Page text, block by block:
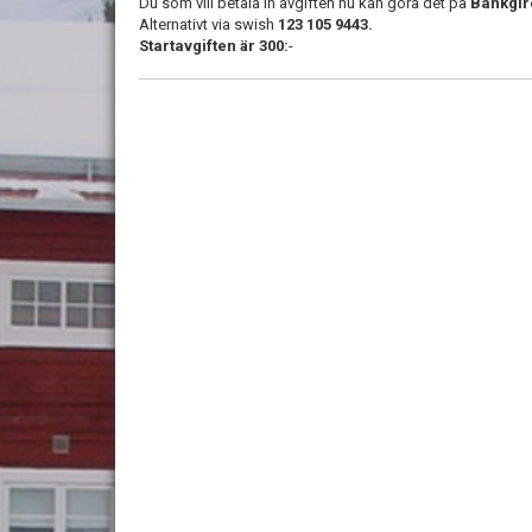
Alternativt via swish 123 105 9443.
Startavgiften är 300:-